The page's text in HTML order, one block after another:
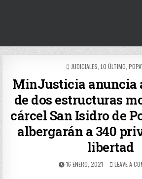
POSTED
JUDICIALES LO ÚLTIMO
MinJusticia anuncia
de dos estructuras
cárcel San Isidro de
albergarán a 340
libertad
PUBLISHED
16 ENERO, 2021 LEAVE A